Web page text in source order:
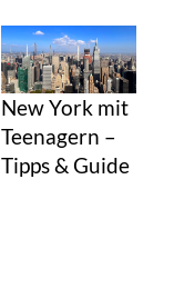
New York mit
Teenagern –
Tipps & Guide